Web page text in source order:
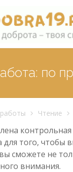
по
Чтение
для того, чтобы
сможете не
внимания.